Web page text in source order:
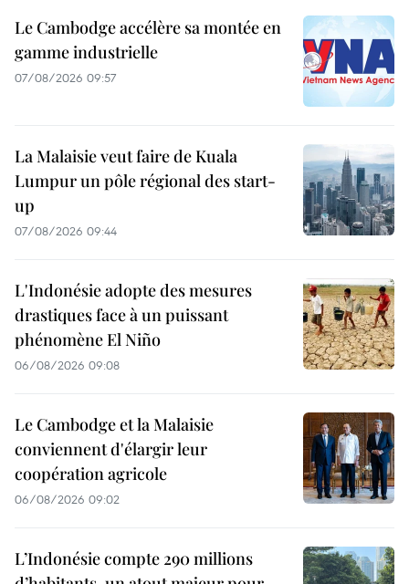
Le Cambodge accélère sa montée en
gamme industrielle
07/08/2026 09:57
La Malaisie veut faire de Kuala
Lumpur un pôle régional des start-
up
07/08/2026 09:44
L'Indonésie adopte des mesures
drastiques face à un puissant
phénomène El Niño
06/08/2026 09:08
Le Cambodge et la Malaisie
conviennent d'élargir leur
coopération agricole
06/08/2026 09:02
L’Indonésie compte 290 millions